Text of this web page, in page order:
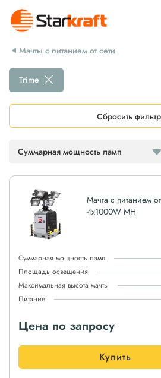
Мачты с питанием от сети
Суммарная мощность ламп
Trime
Сбросить фильтр
Мачта с питанием
4x1000W MH
Суммарная мощность ламп
Площадь освещения
Максимальная высота мачты
Питание
Цена по запросу
Купить